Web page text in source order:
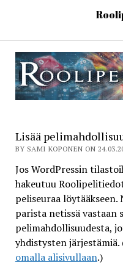
Lisää
BY SAMI KOPONEN ON
Jos WordPressin
hakeutuu
peliseuraa
parista netissä vastaan
pelimahdollisuudesta,
yhdistysten
omalla alisivullaan.)